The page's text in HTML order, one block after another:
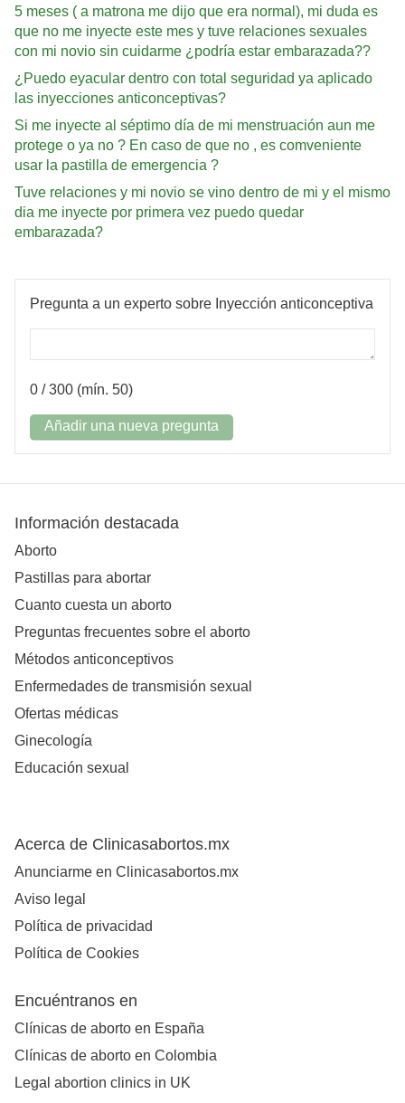
5 meses ( a matrona me dijo que era normal), mi duda es
que no me inyecte este mes y tuve relaciones sexuales
con mi novio sin cuidarme ¿podría estar embarazada??
¿Puedo eyacular dentro con total seguridad ya aplicado
las inyecciones anticonceptivas?
Si me inyecte al séptimo día de mi menstruación aun me
protege o ya no ? En caso de que no , es comveniente
usar la pastilla de emergencia ?
Tuve relaciones y mi novio se vino dentro de mi y el mismo
dia me inyecte por primera vez puedo quedar
embarazada?
Pregunta a un experto sobre Inyección anticonceptiva
0 / 300 (mín. 50)
Añadir una nueva pregunta
Información destacada
Aborto
Pastillas para abortar
Cuanto cuesta un aborto
Preguntas frecuentes sobre el aborto
Métodos anticonceptivos
Enfermedades de transmisión sexual
Ofertas médicas
Ginecología
Educación sexual
Acerca de Clinicasabortos.mx
Anunciarme en Clinicasabortos.mx
Aviso legal
Política de privacidad
Política de Cookies
Encuéntranos en
Clínicas de aborto en España
Clínicas de aborto en Colombia
Legal abortion clinics in UK